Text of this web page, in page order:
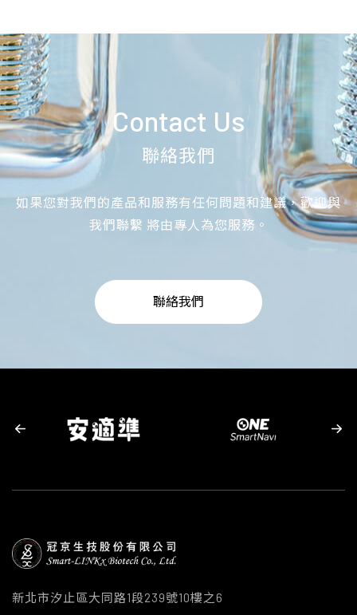
Contact Us
聯絡我們
如果您對我們的產品和服務有任何問題和建議，歡迎與
我們聯繫 將由專人為您服務。
聯絡我們
新北市汐止區大同路1段239號10樓之6